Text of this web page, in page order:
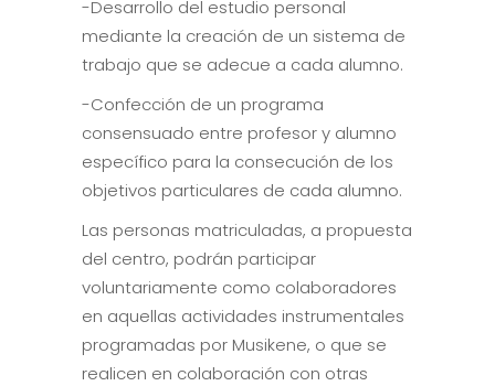
-Desarrollo del estudio personal
mediante la creación de un sistema de
trabajo que se adecue a cada alumno.
-Confección de un programa
consensuado entre profesor y alumno
específico para la consecución de los
objetivos particulares de cada alumno.
Las personas matriculadas, a propuesta
del centro, podrán participar
voluntariamente como colaboradores
en aquellas actividades instrumentales
programadas por Musikene, o que se
realicen en colaboración con otras